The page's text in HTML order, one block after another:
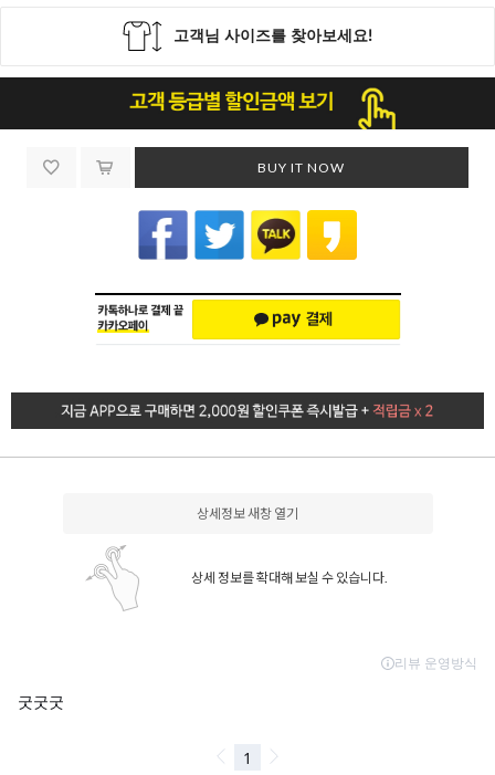
BUY IT NOW
상세정보 새창 열기
상세 정보를 확대해 보실 수 있습니다.